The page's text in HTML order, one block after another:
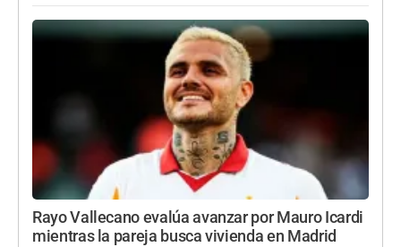
Rayo Vallecano evalúa avanzar por Mauro Icardi
mientras la pareja busca vivienda en Madrid